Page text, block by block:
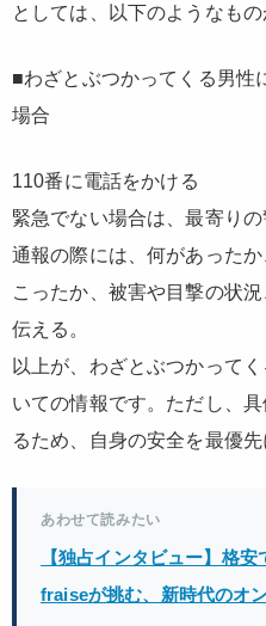
としては、以下のようなもの
■わざとぶつかってくる男性
場合
110番に電話をかける
緊急でない場合は、最寄り
通報の際には、何があった
こったか、被害や目撃の状
伝える。
以上が、わざとぶつかって
いての情報です。ただし、
るため、自身の安全を最優
あわせて読みたい
【独占インタビュー】格
fraiseが挑む、新時代のオ